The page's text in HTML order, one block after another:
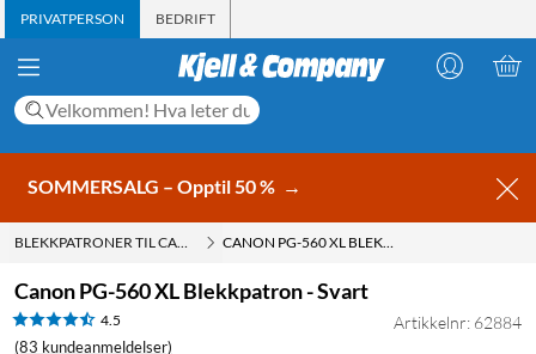
PRIVATPERSON BEDRIFT
SOMMERSALG – Opptil 50 % →
BLEKKPATRONER TIL CANON CANON PG-560 XL BLEKKPATRON - SVART
Canon PG-560 XL Blekkpatron - Svart
4.5
(83 kundeanmeldelser)
Artikkelnr: 62884